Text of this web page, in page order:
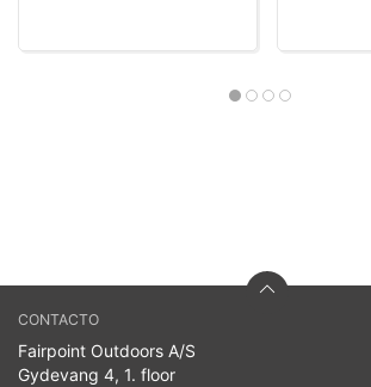
CONTACTO
Fairpoint Outdoors A/S
Gydevang 4, 1. floor